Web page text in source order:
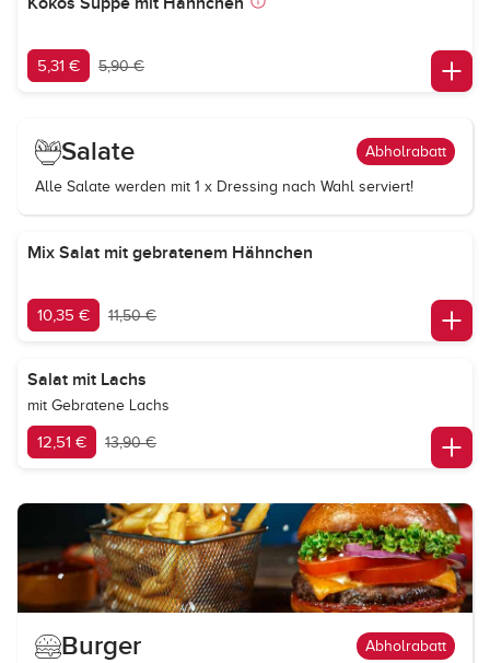
5,31 € 5,90 €
Salate Abholrabatt
Alle Salate werden mit 1 x Dressing nach Wahl serviert!
Mix Salat mit gebratenem Hähnchen
10,35 € 11,50 €
Salat mit Lachs
mit Gebratene Lachs
12,51 € 13,90 €
Burger Abholrabatt